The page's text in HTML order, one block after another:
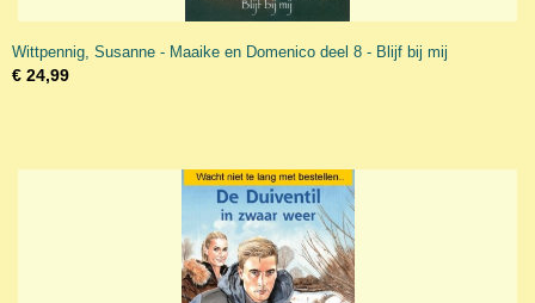
Wittpennig, Susanne - Maaike en Domenico deel 8 - Blijf bij mij
€ 24,99